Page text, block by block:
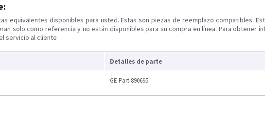
equivalentes disponibles para usted. Estas son piezas de reemplazo compatibles.
solo como referencia y no están disponibles para su compra en línea. Para obtener
servicio al cliente
Detalles de parte
GE Part 890695